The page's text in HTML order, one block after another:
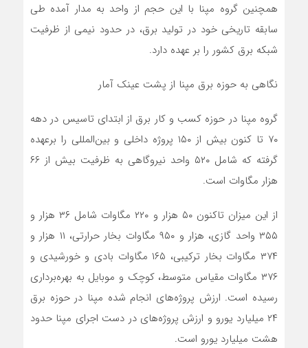
همچنین گروه مپنا با این حجم از واحد به مدار آمده طی
سابقه تاریخی خود در تولید برق، در حدود نیمی از ظرفیت
شبکه برق کشور را بر عهده دارد.
نگاهی به حوزه برق مپنا از پشت عینک آمار
گروه مپنا در حوزه کسب و کار برق از ابتدای تاسیس در دهه
۷۰ تا کنون بیش از ۱۵۰ پروژه داخلی و بین‌المللی را برعهده
گرفته که شامل ۵۲۰ واحد نیروگاهی به ظرفیت بیش از ۶۶
هزار مگاوات است.
از این میزان تاکنون ۵۰ هزار و ۲۲۰ مگاوات شامل ۳۶ هزار و
۳۵۵ واحد گازی، هزار و ۹۵۰ مگاوات بخار حرارتی، ۱۱ هزار و
۳۷۴ مگاوات بخار ترکیبی، ۱۶۵ مگاوات بادی و خورشیدی و
۳۷۶ مگاوات مقیاس متوسط، کوچک و موبایل به بهره‌برداری
رسیده است. ارزش پروژه‌های انجام شده مپنا در حوزه برق
۲۴ میلیارد یورو و ارزش پروژه‌های در دست اجرای مپنا حدود
هشت میلیارد یورو است.